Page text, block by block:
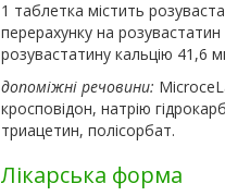
1 таблетка містить
перерахунку на
розувастатину кальцію 41,6
допоміжні речовини:
кросповідон, натрію
триацетин, полісорбат.
Лікарська форма